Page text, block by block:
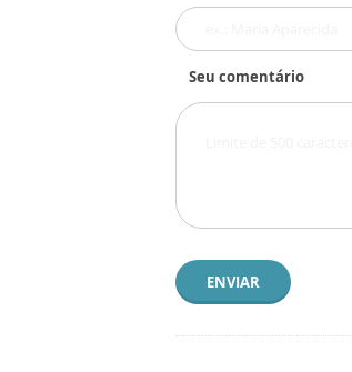
Seu comentário
ENVIAR